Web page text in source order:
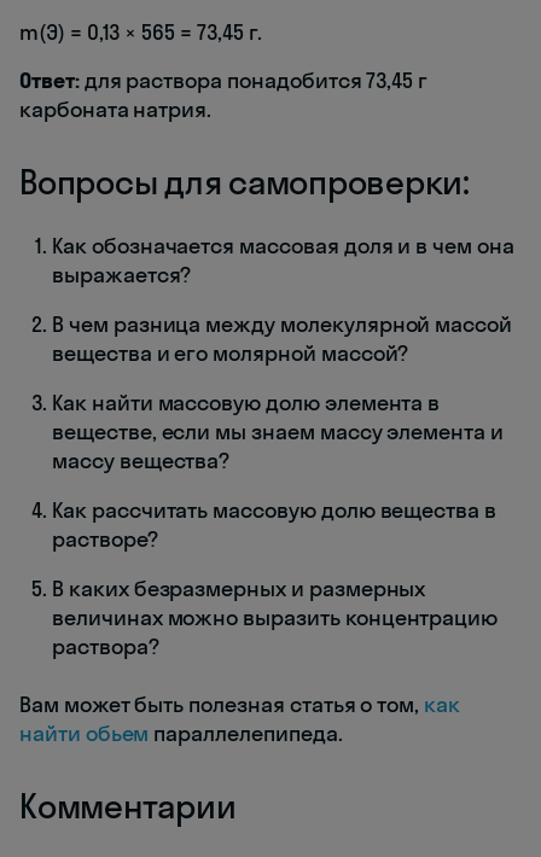
m(Э) = 0,13 × 565 = 73,45 г.
Ответ:для раствора понадобится 73,45 г
карбоната натрия.
Вопросы для самопроверки:
Как обозначается массовая доля и в чем она
выражается?
В чем разница между молекулярной массой
вещества и его молярной массой?
Как найти массовую долю элемента в
веществе, если мы знаем массу элемента и
массу вещества?
Как рассчитать массовую долю вещества в
растворе?
В каких безразмерных и размерных
величинах можно выразить концентрацию
раствора?
Вам может быть полезная статья о том, как
найти обьем параллелепипеда.
Комментарии